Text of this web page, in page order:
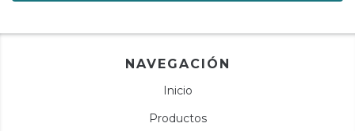
NAVEGACIÓN
Inicio
Productos